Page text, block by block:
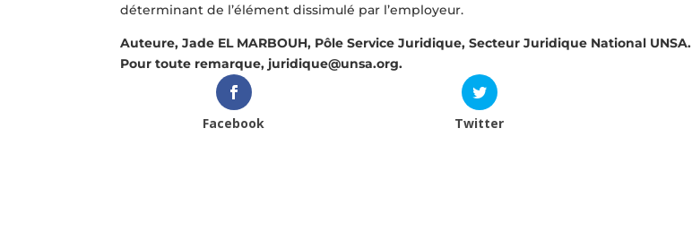
déterminant de l’élément dissimulé par l’employeur.
Auteure, Jade EL MARBOUH, Pôle Service Juridique, Secteur Juridique National UNSA.
Pour toute remarque, juridique@unsa.org.
Facebook Twitter